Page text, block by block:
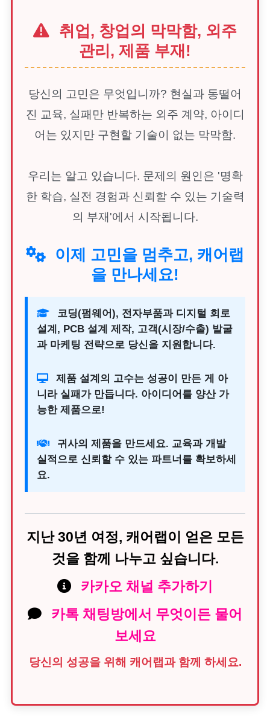
취업, 창업의 막막함, 외주
관리, 제품 부재!
당신의 고민은 무엇입니까? 현실과 동떨어
진 교육, 실패만 반복하는 외주 계약, 아이디
어는 있지만 구현할 기술이 없는 막막함.
우리는 알고 있습니다. 문제의 원인은 '명확
한 학습, 실전 경험과 신뢰할 수 있는 기술력
의 부재'에서 시작됩니다.
이제 고민을 멈추고, 캐어랩
을 만나세요!
코딩(펌웨어), 전자부품과 디지털 회로
설계, PCB 설계 제작, 고객(시장/수출) 발굴
과 마케팅 전략으로 당신을 지원합니다.
제품 설계의 고수는 성공이 만든 게 아
니라 실패가 만듭니다. 아이디어를 양산 가
능한 제품으로!
귀사의 제품을 만드세요. 교육과 개발
실적으로 신뢰할 수 있는 파트너를 확보하세
요.
지난 30년 여정, 캐어랩이 얻은 모든
것을 함께 나누고 싶습니다.
카카오 채널 추가하기
카톡 채팅방에서 무엇이든 물어
보세요
당신의 성공을 위해 캐어랩과 함께 하세요.